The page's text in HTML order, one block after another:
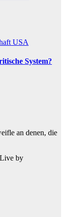
USA
System?
an denen, die
by